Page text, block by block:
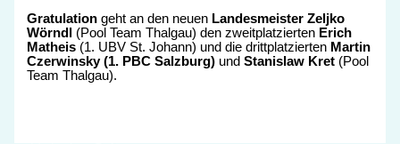
Gratulation geht an den neuen Landesmeister Zeljko
Wörndl (Pool Team Thalgau) den zweitplatzierten Erich
Matheis (1. UBV St. Johann) und die drittplatzierten Martin
Czerwinsky (1. PBC Salzburg) undStanislaw Kret (Pool
Team Thalgau).